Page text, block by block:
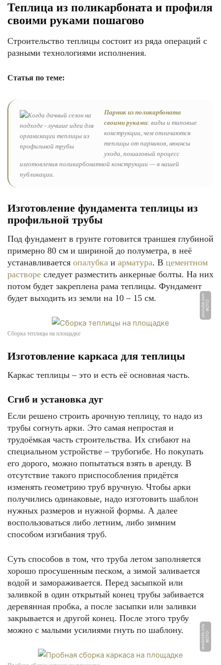
Теплица из поликарбоната и профиля
своими руками пошагово
Строительство теплицы состоит из ряда операций с
разными технологиями исполнения.
Статья по теме:
Парник из поликарбоната
своими руками: виды и типовые
конструкции, чем отличаются
теплицы от парников, нюансы
ухода, пошаговый процесс
изготовления поликарбонатной конструкции — в нашей
публикации.
Изготовление фундамента теплицы из
профильной трубы
Под фундамент в грунте готовится траншея глубиной
примерно 80 см и шириной до полуметра, в неё
устанавливается опалубка и арматура. В цементном
растворе следует разместить анкерные болты. На них
потом будет закреплена рама теплицы. Фундамент
будет выходить из земли на 10 – 15 см.
Ф
О
Т
О:
y
o
u
t
u
b
e.
c
o
m
Сборка теплицы на площадке
Изготовление каркаса для теплицы
Каркас теплицы – это и есть её основная часть.
Сгиб и установка дуг
Если решено строить арочную теплицу, то надо из
трубы согнуть арки. Это самая непростая и
трудоёмкая часть строительства. Их сгибают на
специальном устройстве – трубогибе. Но покупать
его дорого, можно попытаться взять в аренду. В
отсутствие такого приспособления придётся
изменять геометрию труб вручную. Чтобы арки
получились одинаковые, надо изготовить шаблон
нужных размеров и нужной формы. А далее
воспользоваться либо летним, либо зимним
способом изгибания труб.
Суть способов в том, что труба летом заполняется
хорошо просушенным песком, а зимой заливается
водой и замораживается. Перед засыпкой или
заливкой в один открытый конец трубы забивается
деревянная пробка, а после засыпки или заливки
закрывается и другой конец. После этого трубу
можно с малыми усилиями гнуть по шаблону.
Ф
О
Т
О:
l
e
a
di
nli
f
e.i
n
f
o